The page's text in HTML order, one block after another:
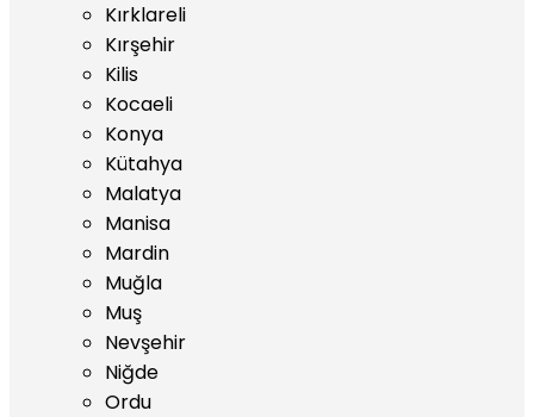
Kırklareli
Kırşehir
Kilis
Kocaeli
Konya
Kütahya
Malatya
Manisa
Mardin
Muğla
Muş
Nevşehir
Niğde
Ordu